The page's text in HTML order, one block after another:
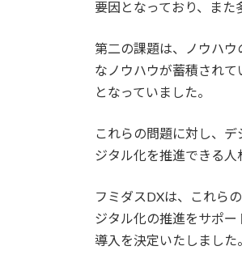
要因となっており、また
第二の課題は、ノウハ
なノウハウが蓄積され
となっていました。
これらの問題に対し、
ジタル化を推進できる人
フミダスDXは、これら
ジタル化の推進をサポー
導入を決定いたしました。